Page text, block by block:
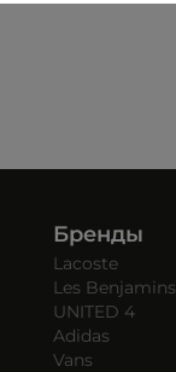
Бренды
Lacoste
Les Benjamins
UNITED 4
Adidas
Vans